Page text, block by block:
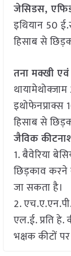
जेसिडस,
इथियान 50
हिसाब से
तना मक्खी
थायामेथोक्जाम
इथोफेनप्राक्स
हिसाब से
जैविक
1. बैवेरिया
छिड़काव करने
जा सकता है।
2.
एल.ई. प्रति
भक्षक कीटों